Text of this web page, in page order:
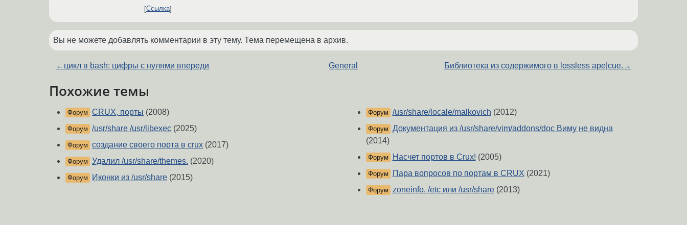
Ссылка
Вы не можете добавлять комментарии в эту тему. Тема перемещена в архив.
← цикл в bash: цифры с нулями впереди General Библиотека из содержимого в lossless ape|cue. →
Похожие темы
Форум CRUX, порты (2008)
Форум /usr/share /usr/libexec (2025)
Форум создание своего порта в crux (2017)
Форум Удалил /usr/share/themes. (2020)
Форум Иконки из /usr/share (2015)
Форум /usr/share/locale/malkovich (2012)
Форум Документация из /usr/share/vim/addons/doc Виму не видна
(2014)
Форум Насчет портов в Crux! (2005)
Форум Пара вопросов по портам в CRUX (2021)
Форум zoneinfo. /etc или /usr/share(2013)